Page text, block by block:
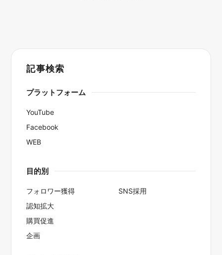
記事検索
プラットフォーム
YouTube
Facebook
WEB
目的別
フォロワー獲得
認知拡大
購買促進
企画
SNS採用